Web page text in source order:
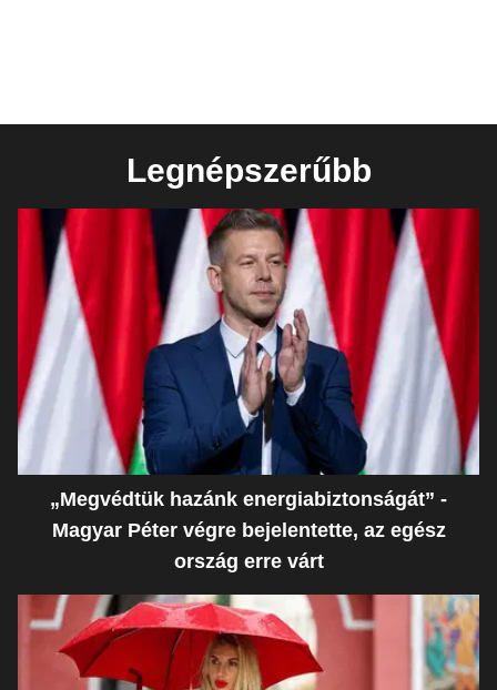
Legnépszerűbb
„Megvédtük hazánk energiabiztonságát” -
Magyar Péter végre bejelentette, az egész
ország erre várt